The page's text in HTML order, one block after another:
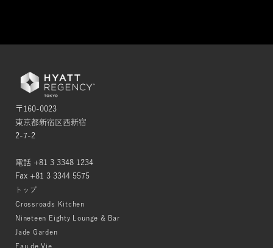
〒160-0023
東京都新宿区西新宿
2-7-2
電話 +81 3 3348 1234
Fax +81 3 3344 5575
トップ
Crossroads Kitchen
Nineteen Eighty Lounge & Bar
Jade Garden
Eau de Vie